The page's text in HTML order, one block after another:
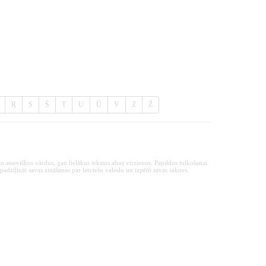
Ŗ S Š T U Ū V Z Ž
vārdus, gan lielākus tekstus abos virzienos. Papildus tulkošanai
savas zināšanas par latviešu valodu un izpētīt savas saknes.